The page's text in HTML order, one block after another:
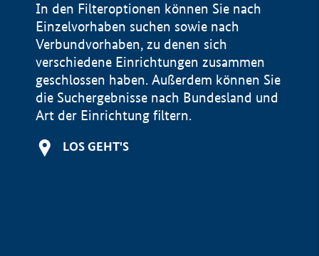
In den Filteroptionen können Sie nach
Einzelvorhaben suchen sowie nach
Verbundvorhaben, zu denen sich
verschiedene Einrichtungen zusammen
geschlossen haben. Außerdem können Sie
die Suchergebnisse nach Bundesland und
Art der Einrichtung filtern.
LOS GEHT'S